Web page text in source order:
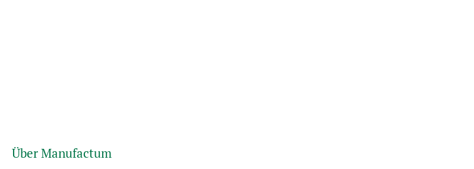
Über Manufactum